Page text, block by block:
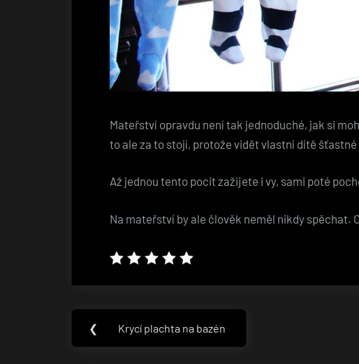
Mateřství opravdu není tak jednoduché, jak si
to ale za to stojí, protože vidět vlastní dítě
Až jednou tento pocit zažijete i vy, sami poté
Na mateřství by ale člověk neměl nikdy spěchat.
Navigace
pro
❮
Previous
Krycí plachta na bazén